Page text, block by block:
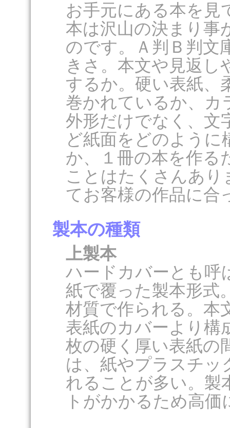
お手元にある本を見
本は沢山の決まり事
のです。Ａ判Ｂ判文
きさ。本文や見返し
するか。硬い表紙、
巻かれているか、カ
外形だけでなく、文
ど紙面をどのように
か、１冊の本を作る
ことはたくさんあり
てお客様の作品に合
製本の種類
上製本
ハードカバーとも呼
紙で覆った製本形式
材質で作られる。本
表紙のカバーより構
枚の硬く厚い表紙の
は、紙やプラスチッ
れることが多い。製
トがかかるため高